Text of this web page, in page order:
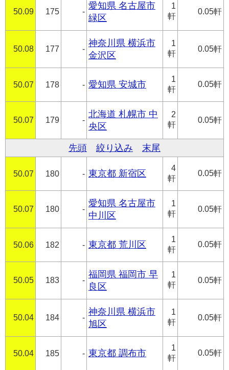
50.09 175 -
愛知県 名古屋市
緑区
1
軒
0.05軒
50.08 177 -
神奈川県 横浜市
金沢区
1
軒
0.05軒
50.07 178 - 愛知県 安城市
1
軒
0.05軒
50.07 179 -
北海道 札幌市 中
央区
2
軒
0.05軒
先頭 絞り込み 末尾
50.07 180 - 東京都 新宿区
4
軒
0.05軒
50.07 180 -
愛知県 名古屋市
中川区
1
軒
0.05軒
50.06 182 - 東京都 荒川区
1
軒
0.05軒
50.05 183 -
福岡県 福岡市 早
良区
1
軒
0.05軒
50.04 184 -
神奈川県 横浜市
旭区
1
軒
0.05軒
50.04 185 - 東京都 調布市
1
軒
0.05軒